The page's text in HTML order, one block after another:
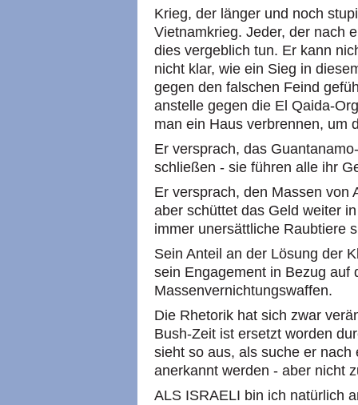
Krieg, der länger und noch
Vietnamkrieg. Jeder, der nach
dies vergeblich tun. Er kann
nicht klar, wie ein Sieg in
gegen den falschen Feind
anstelle gegen die El Qaida-
man ein Haus verbrennen, um
Er versprach, das
schließen - sie führen alle ihr
Er versprach, den Massen von
aber schüttet das Geld weiter
immer unersättliche Raubtiere
Sein Anteil an der Lösung der
sein Engagement in Bezug auf
Massenvernichtungswaffen.
Die Rhetorik hat sich zwar
Bush-Zeit ist ersetzt worden
sieht so aus, als suche er
anerkannt werden - aber nicht
ALS ISRAELI bin ich natürlich